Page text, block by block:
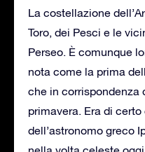
La costellazione
Toro, dei Pesci e le
Perseo. È comunque
nota come la prima
che in corrispondenza
primavera. Era di
dell’astronomo greco